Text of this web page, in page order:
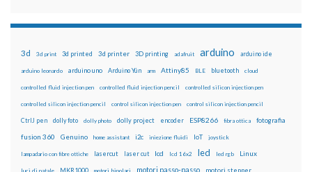
3d 3d print 3d printed 3d printer 3D printing adafruit arduino arduino ide
arduino leonardo arduino uno Arduino Yún arm Attiny85 BLE bluetooth cloud
controlled fluid injection pen controlled fluid injection pencil controlled silicon injection pen
controlled silicon injection pencil control silicon injection pen control silicon injection pencil
CtrlJ pen dolly foto dolly photo dolly project encoder ESP8266 fibra ottica fotografia
fusion 360 Genuino home assistant i2c iniezione fluidi IoT joystick
lampadario con fibre ottiche lasercut laser cut lcd lcd 16x2 led led rgb Linux
motori passo-passo